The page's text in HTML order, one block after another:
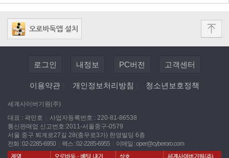
로그인 내정보 PC버전 고객센터
이용약관 개인정보처리방침 청소년보호정책
세계사이버기원(주)
대표 : 곽민호
사업자등록번호 : 220-81-86538
통신판매업 신고번호:2011-서울중구-0579
서울 중구 퇴계로27길 28(충무로3가) 한영빌딩 6층
전화 : 02-2285-6950
팩스 : 02-2285-6955 이메일 :oper@cyberoro.com